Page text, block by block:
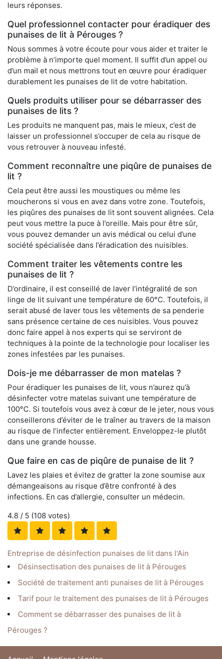
leurs réponses.
Quel professionnel contacter pour éradiquer des
punaises de lit à Pérouges ?
Nous sommes à votre écoute pour vous aider et traiter le
problème à n’importe quel moment. Il suffit d’un appel ou
d’un mail et nous mettrons tout en œuvre pour éradiquer
durablement les punaises de lit de votre habitation.
Quels produits utiliser pour se débarrasser des
punaises de lits ?
Les produits ne manquent pas, mais le mieux, c’est de
laisser un professionnel s’occuper de cela au risque de
vous retrouver à nouveau infesté.
Comment reconnaître une piqûre de punaises de
lit ?
Cela peut être aussi les moustiques ou même les
moucherons si vous en avez dans votre zone. Toutefois,
les piqûres des punaises de lit sont souvent alignées. Cela
peut vous mettre la puce à l’oreille. Mais pour être sûr,
vous pouvez demander un avis médical ou celui d’une
société spécialisée dans l’éradication des nuisibles.
Comment traiter les vêtements contre les
punaises de lit ?
D’ordinaire, il est conseillé de laver l’intégralité de son
linge de lit suivant une température de 60°C. Toutefois, il
serait abusé de laver tous les vêtements de sa penderie
sans présence certaine de ces nuisibles. Vous pouvez
donc faire appel à nos experts qui se serviront de
techniques à la pointe de la technologie pour localiser les
zones infestées par les punaises.
Dois-je me débarrasser de mon matelas ?
Pour éradiquer les punaises de lit, vous n’aurez qu’à
désinfecter votre matelas suivant une température de
100°C. Si toutefois vous avez à cœur de le jeter, nous vous
conseillerons d’éviter de le traîner au travers de la maison
au risque de l’infecter entièrement. Enveloppez-le plutôt
dans une grande housse.
Que faire en cas de piqûre de punaise de lit ?
Lavez les plaies et évitez de gratter la zone soumise aux
démangeaisons au risque d’être confronté à des
infections. En cas d’allergie, consulter un médecin.
4.8 / 5 (108 votes)
Entreprise de désinfection punaises de lit dans l'Ain
Désinsectisation des punaises de lit à Pérouges
Société de traitement anti punaises de lit à Pérouges
Tarif pour le traitement des punaises de lit à Pérouges
Comment se débarrasser des punaises de lit à
Pérouges ?